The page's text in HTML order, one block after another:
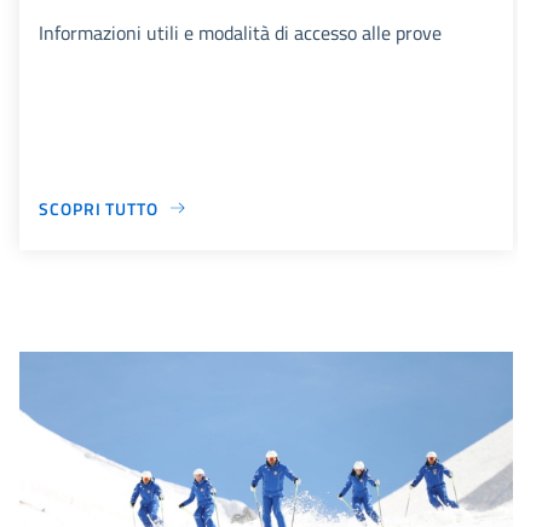
Informazioni utili e modalità di accesso alle prove
SCOPRI TUTTO